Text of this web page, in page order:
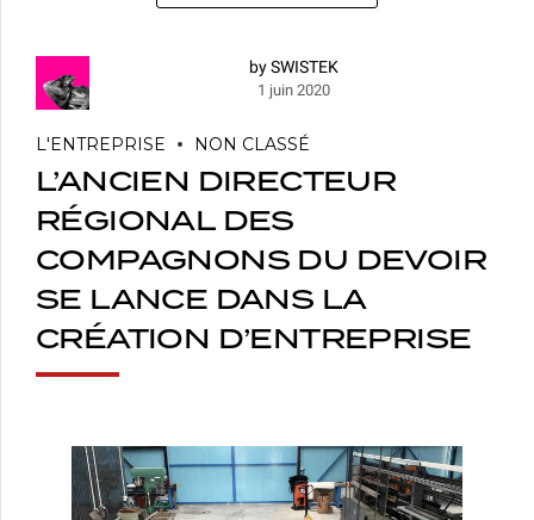
by SWISTEK
1 juin 2020
L'ENTREPRISE NON CLASSÉ
L’ANCIEN DIRECTEUR
RÉGIONAL DES
COMPAGNONS DU DEVOIR
SE LANCE DANS LA
CRÉATION D’ENTREPRISE